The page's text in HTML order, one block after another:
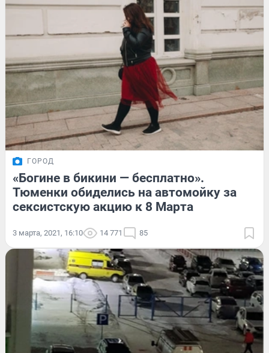
ГОРОД
«Богине в бикини — бесплатно».
Тюменки обиделись на автомойку за
сексистскую акцию к 8 Марта
3 марта, 2021, 16:10 14 771 85